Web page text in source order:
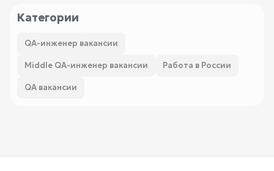
Категории
QA-инженер вакансии
Middle QA-инженер вакансии Работа в России
QA вакансии